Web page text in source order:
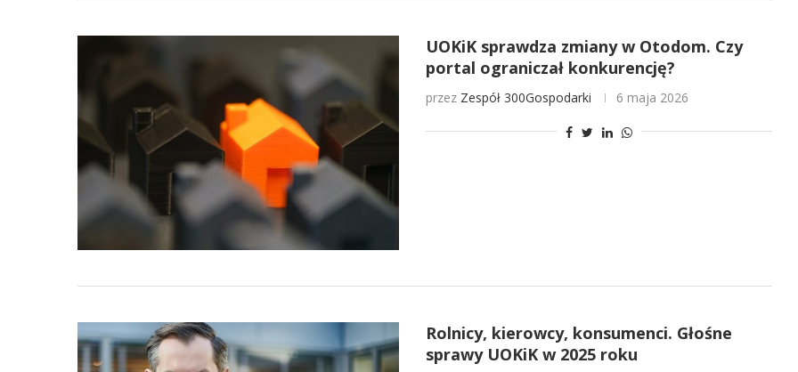
UOKiK sprawdza zmiany w Otodom. Czy
portal ograniczał konkurencję?
przez Zespół 300Gospodarki 6 maja 2026
Rolnicy, kierowcy, konsumenci. Głośne
sprawy UOKiK w 2025 roku